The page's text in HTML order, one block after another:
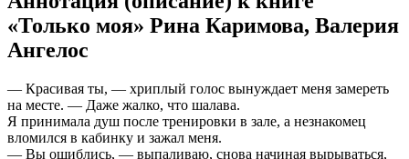
«Только моя» Рина Каримова, Валерия
Ангелос
— Красивая ты, — хриплый голос вынуждает меня замереть
на месте. — Даже жалко, что шалава.
Я принимала душ после тренировки в зале, а незнакомец
вломился в кабинку и зажал меня.
— Вы ошиблись, — выпаливаю, снова начиная вырываться,